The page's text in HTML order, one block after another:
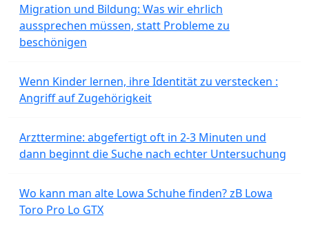
Migration und Bildung: Was wir ehrlich
aussprechen müssen, statt Probleme zu
beschönigen
Wenn Kinder lernen, ihre Identität zu verstecken :
Angriff auf Zugehörigkeit
Arzttermine: abgefertigt oft in 2-3 Minuten und
dann beginnt die Suche nach echter Untersuchung
Wo kann man alte Lowa Schuhe finden? zB Lowa
Toro Pro Lo GTX